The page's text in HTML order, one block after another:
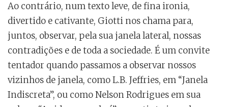
Ao contrário, num texto leve, de fina ironia,
divertido e cativante, Giotti nos chama para,
juntos, observar, pela sua janela lateral, nossas
contradições e de toda a sociedade. É um convite
tentador quando passamos a observar nossos
vizinhos de janela, como L.B. Jeffries, em “Janela
Indiscreta”, ou como Nelson Rodrigues em sua